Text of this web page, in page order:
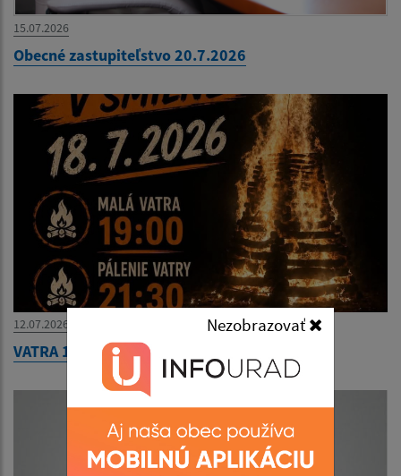
Nezobrazovať
15.07.2026
Obecné zastupiteľstvo 20.7.2026
12.07.2026
VATRA 18.7.2026